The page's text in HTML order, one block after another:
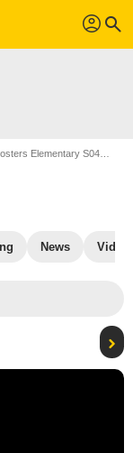
profil search
Elementary S04
News